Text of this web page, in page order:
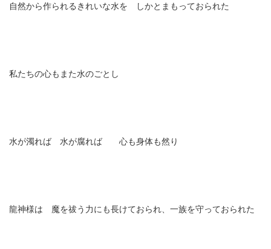
自然から作られるきれいな水を しかとまもっておられた
私たちの心もまた水のごとし
水が濁れば 水が腐れば 心も身体も然り
龍神様は 魔を祓う力にも長けておられ、一族を守っておられた